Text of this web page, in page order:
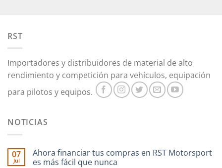
RST
Importadores y distribuidores de material de alto
rendimiento y competición para vehículos, equipación
para pilotos y equipos.
NOTICIAS
07
Jul
Ahora financiar tus compras en RST Motorsport
es más fácil que nunca